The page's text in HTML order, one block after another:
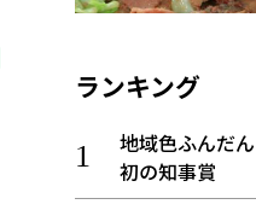
ランキング
地域色ふんだ
初の知事賞